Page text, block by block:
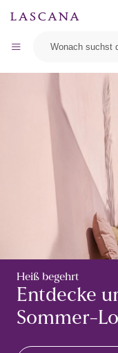
Heiß begehrt
Entdecke
Sommer-